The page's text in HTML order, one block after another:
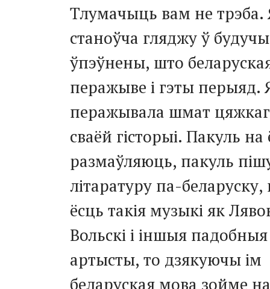
Тлумачыць вам не трэба.
станоўча гляджу ў
ўпэўнены, што
перажыве і гэты перыяд.
перажывала шмат
сваёй гісторыі. Пакуль на
размаўляюць, пакуль
літаратуру па-беларуску,
ёсць такія музыкі як
Вольскі і іншыя падобныя
артысты, то дзякуючы ім
беларуская мова зойме